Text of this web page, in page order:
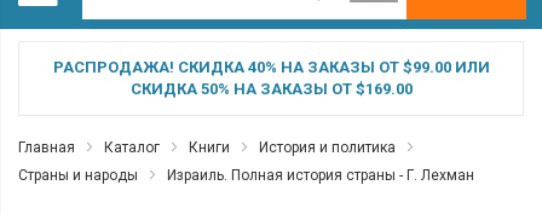
РАСПРОДАЖА! СКИДКА 40% НА ЗАКАЗЫ ОТ $99.00 ИЛИ
СКИДКА 50% НА ЗАКАЗЫ ОТ $169.00
Главная Каталог Книги
История и политика
Страны и народы
Израиль. Полная история страны - Г. Лехман